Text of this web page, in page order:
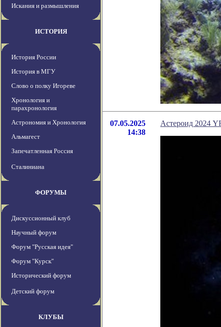
Искания и размышления
ИСТОРИЯ
История России
История в МГУ
Слово о полку Игореве
Хронология и
парахронология
Астрономия и Хронология
Альмагест
Запечатленная Россия
Сталиниана
ФОРУМЫ
Дискуссионный клуб
Научный форум
Форум "Русская идея"
Форум "Курск"
Исторический форум
Детский форум
КЛУБЫ
07.05.2025
14:38
Астероид 2024